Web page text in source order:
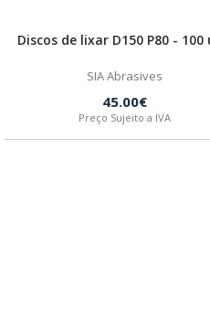
Discos de lixar D150 P80 - 100
SIA Abrasives
45.00€
Preço Sujeito a IVA